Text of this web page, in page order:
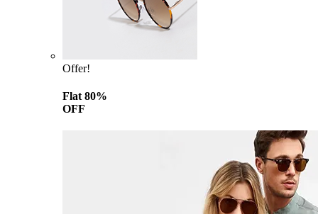
Offer!
Flat 80%
OFF